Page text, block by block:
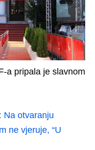
a pripala je slavnom
Na otvaranju
ne vjeruje, “U